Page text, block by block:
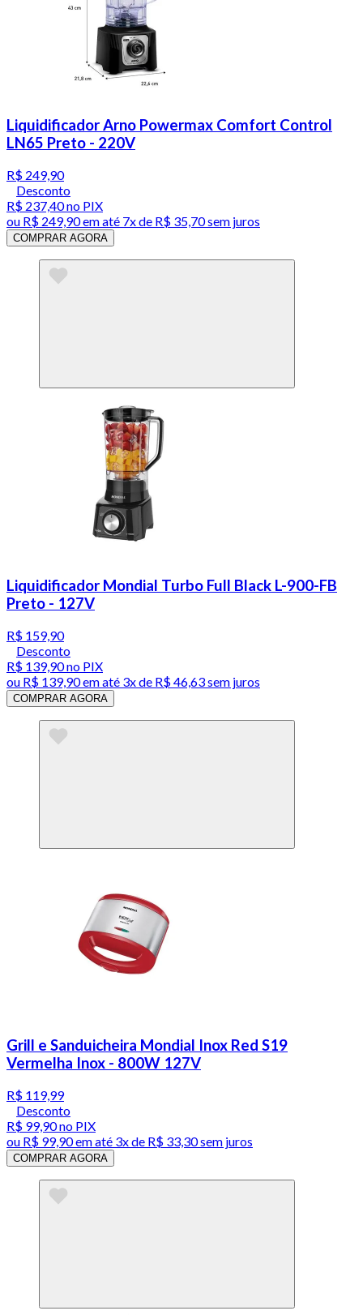
Liquidificador Arno Powermax Comfort Control
LN65 Preto - 220V
R$ 249,90
Desconto
R$ 237,40no PIX
ou R$ 249,90em até 7x de R$ 35,70 sem juros
COMPRAR AGORA
Liquidificador Mondial Turbo Full Black L-900-FB
Preto - 127V
R$ 159,90
Desconto
R$ 139,90no PIX
ou R$ 139,90em até 3x de R$ 46,63 sem juros
COMPRAR AGORA
Grill e Sanduicheira Mondial Inox Red S19
Vermelha Inox - 800W 127V
R$ 119,99
Desconto
R$ 99,90no PIX
ou R$ 99,90em até 3x de R$ 33,30 sem juros
COMPRAR AGORA